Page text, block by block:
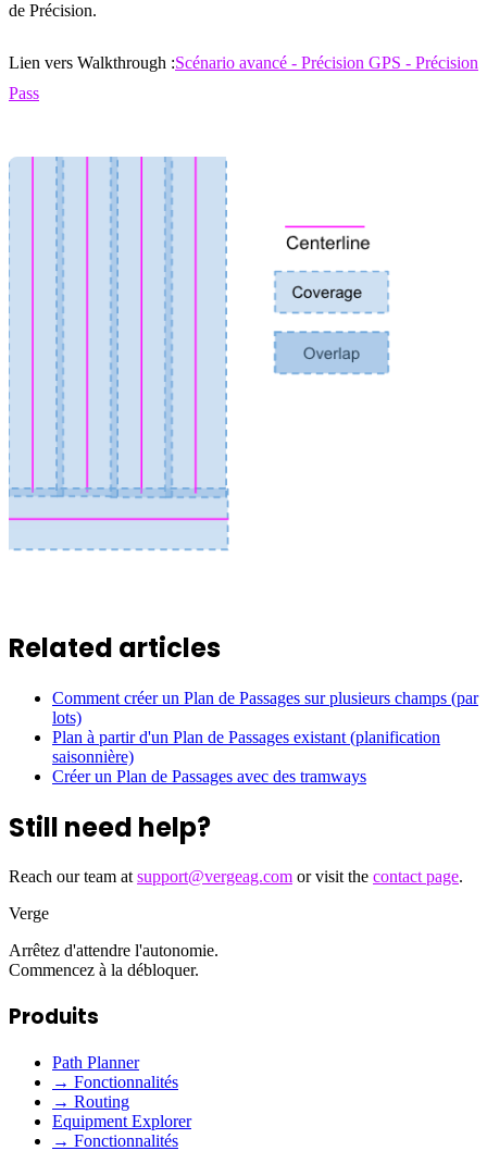
de Précision.
Lien vers Walkthrough :Scénario avancé - Précision GPS - Précision
Pass
Related articles
Comment créer un Plan de Passages sur plusieurs champs (par
lots)
Plan à partir d'un Plan de Passages existant (planification
saisonnière)
Créer un Plan de Passages avec des tramways
Still need help?
Reach our team atsupport@vergeag.com or visit the contact page.
Verge
Arrêtez d'attendre l'autonomie.
Commencez à la débloquer.
Produits
Path Planner
→ Fonctionnalités
→ Routing
Equipment Explorer
→ Fonctionnalités